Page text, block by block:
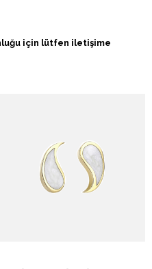
için lütfen iletişime